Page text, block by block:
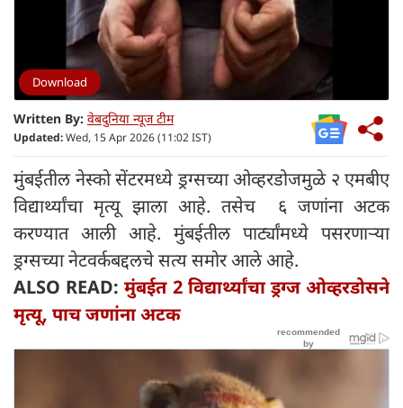
Download
Written By: वेबदुनिया न्यूज टीम
Updated:Wed, 15 Apr 2026 (11:02 IST)
मुंबईतील नेस्को सेंटरमध्ये ड्रग्सच्या ओव्हरडोजमुळे २ एमबीए
विद्यार्थ्यांचा मृत्यू झाला आहे. तसेच ६ जणांना अटक
करण्यात आली आहे. मुंबईतील पार्ट्यांमध्ये पसरणाऱ्या
ड्रग्सच्या नेटवर्कबद्दलचे सत्य समोर आले आहे.
ALSO READ:मुंबईत 2 विद्यार्थ्यांचा ड्रग्ज ओव्हरडोसने
मृत्यू, पाच जणांना अटक